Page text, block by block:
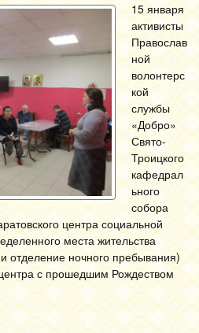
15 января
активисты
Православ
ной
волонтерс
кой
службы
«Добро»
Свято-
Троицкого
кафедрал
ьного
собора
центра социальной
места жительства
отделение ночного пребывания)
с прошедшим Рождеством